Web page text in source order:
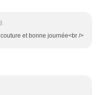
et bonne journée<br />